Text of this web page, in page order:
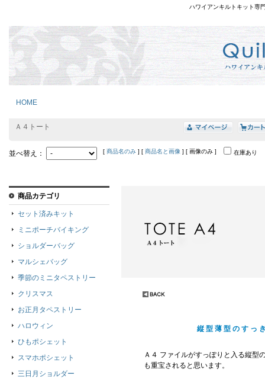
ハワイアンキルトキット専
HOME
Ａ４トート
並べ替え： [ 商品名のみ ] [ 商品名と画像 ] [ 画像のみ ] 在庫あり
縦型薄型のすっ
Ａ４ ファイルがすっぽりと入る縦型
も重宝されると思います。
商品カテゴリ
セット済みキット
ミニポーチバイキング
ショルダーバッグ
マルシェバッグ
季節のミニタペストリー
クリスマス
お正月タペストリー
ハロウィン
ひもポシェット
スマホポシェット
三日月ショルダー